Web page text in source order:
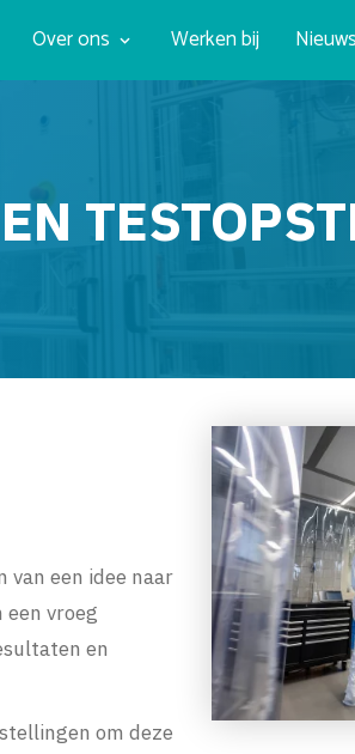
Over ons Werken bij Nieuws
een idee naar
vroeg
en
om deze